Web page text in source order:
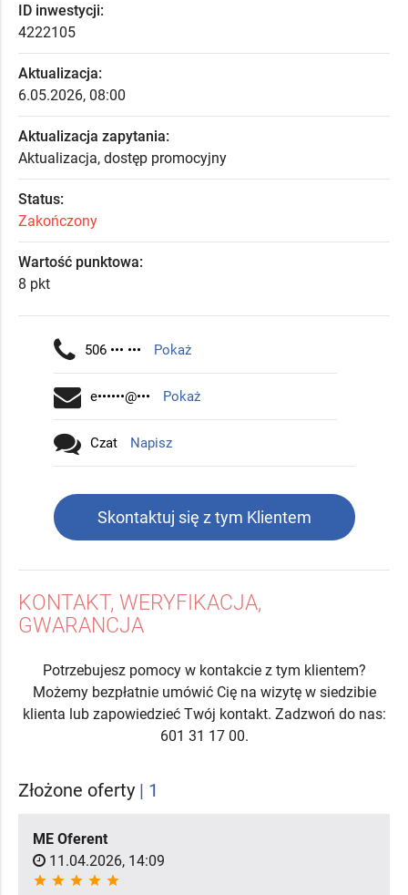
ID inwestycji:
4222105
Aktualizacja:
6.05.2026, 08:00
Aktualizacja zapytania:
Aktualizacja, dostęp promocyjny
Status:
Zakończony
Wartość punktowa:
8 pkt
506 ••• ••• Pokaż
e••••••@••• Pokaż
Czat Napisz
Skontaktuj się z tym Klientem
KONTAKT, WERYFIKACJA,
GWARANCJA
Potrzebujesz pomocy w kontakcie z tym klientem?
Możemy bezpłatnie umówić Cię na wizytę w siedzibie
klienta lub zapowiedzieć Twój kontakt. Zadzwoń do nas:
601 31 17 00.
Złożone oferty | 1
ME Oferent
11.04.2026, 14:09
star star star star star